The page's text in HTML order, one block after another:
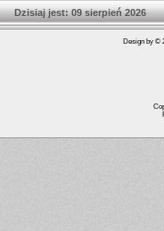
Dzisiaj jest: 09 sierpień
Design by ©